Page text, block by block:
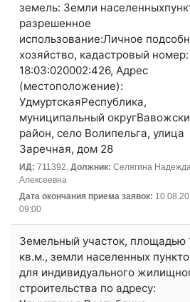
земель: Земли
разрешенное
использование:Личное
хозяйство, кадастровый номер:
18:03:020002:426, Адрес
(местоположение):
УдмуртскаяРеспублика,
муниципальный
район, село Волипельга, улица
Заречная, дом 28
ИД: 711392, Должник: Селягина
Алексеевна
Дата окончания приема заявок:
09:00
Земельный участок, площадью
кв.м., земли населенных
для индивидуального
строительства по адресу: